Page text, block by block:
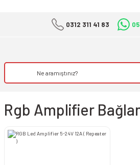
0312 311 41 83
Rgb Amplifier